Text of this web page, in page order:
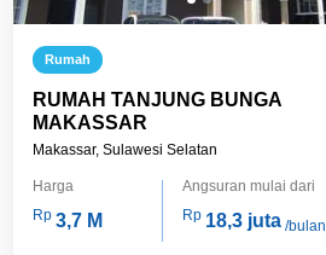
Rumah
RUMAH TANJUNG BUNGA
MAKASSAR
Makassar, Sulawesi Selatan
Harga
Rp 3,7 M
Angsuran mulai dari
Rp 18,3 juta/bulan